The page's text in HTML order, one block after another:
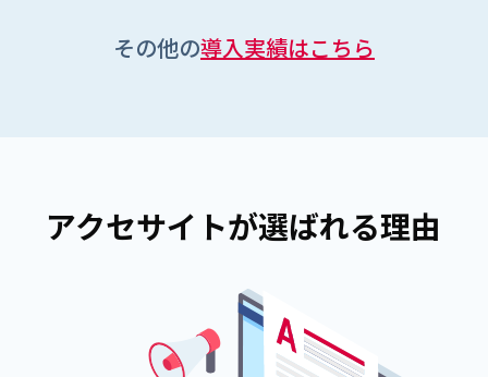
その他の導入実績はこちら
アクセサイトが選ばれる理由